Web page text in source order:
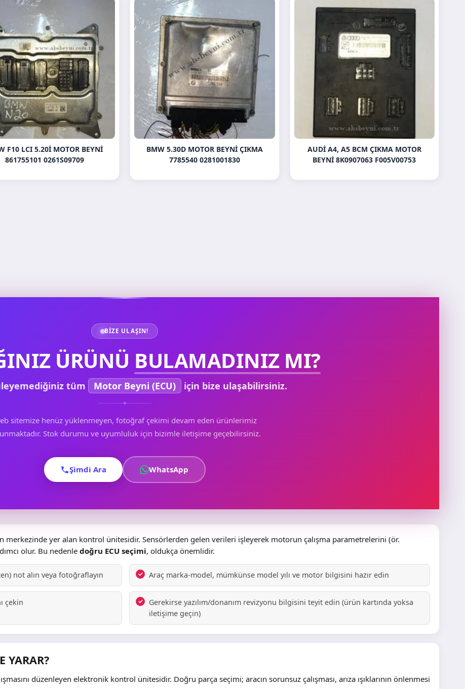
F10 LCI 5.20İ MOTOR BEYNI
861755101 0261S09709
BMW 5.30D MOTOR BEYNI ÇIKMA
7785540 0281001830
AUDI A4, A5 BCM ÇIKMA MOTOR
BEYNI 8K0907063 F005V00753
BIZE ULAŞIN!
ÜRÜNÜ BULAMADINIZ MI?
tüm Motor Beyni (ECU) için bize ulaşabilirsiniz.
sitemize henüz yüklenmeyen, fotoğraf çekimi devam eden ürünlerimiz
Stok durumu ve uyumluluk için bizimle iletişime geçebilirsiniz.
Şimdi Ara WhatsApp
merkezinde yer alan kontrol ünitesidir. Sensörlerden gelen verileri işleyerek motorun çalışma parametrelerini (ör.
olur. Bu nedenle doğru ECU seçimi, oldukça önemlidir.
not alın veya fotoğraflayın Araç marka-model, mümkünse model yılı ve motor bilgisini hazır edin
çekin
Gerekirse yazılım/donanım revizyonu bilgisini teyit edin (ürün kartında yoksa
iletişime geçin)
YARAR?
düzenleyen elektronik kontrol ünitesidir. Doğru parça seçimi; aracın sorunsuz çalışması, arıza ışıklarının önlenmesi